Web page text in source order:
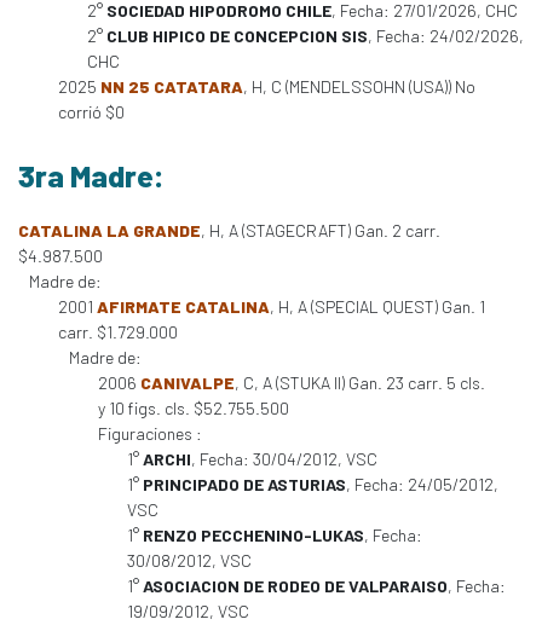
2° SOCIEDAD HIPODROMO CHILE, Fecha: 27/01/2026, CHC
2° CLUB HIPICO DE CONCEPCION SIS, Fecha: 24/02/2026,
CHC
2025 NN 25 CATATARA, H, C (MENDELSSOHN (USA)) No
corrió $0
3ra Madre:
CATALINA LA GRANDE, H, A (STAGECRAFT) Gan. 2 carr.
$4.987.500
Madre de:
2001 AFIRMATE CATALINA, H, A (SPECIAL QUEST) Gan. 1
carr. $1.729.000
Madre de:
2006 CANIVALPE, C, A (STUKA II) Gan. 23 carr. 5 cls.
y 10 figs. cls. $52.755.500
Figuraciones :
1°ARCHI, Fecha: 30/04/2012, VSC
1° PRINCIPADO DE ASTURIAS, Fecha: 24/05/2012,
VSC
1° RENZO PECCHENINO-LUKAS, Fecha:
30/08/2012, VSC
1°ASOCIACION DE RODEO DE VALPARAISO, Fecha:
19/09/2012, VSC